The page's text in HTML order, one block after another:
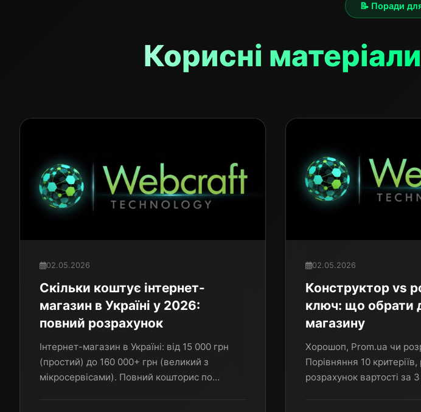
📝 Поради
Корисні
02.05.2026
Скільки коштує інтернет-
магазин в Україні у 2026:
повний розрахунок
Інтернет-магазин в Україні: від 15 000 грн
(простий) до 160 000+ грн (великий з
мікросервісами). Повний кошторис по
02.05.2026
Конструктор vs
ключ: що обрати
магазину
Хорошоп, Prom.ua чи
Порівняння 10
розрахунок вартості за